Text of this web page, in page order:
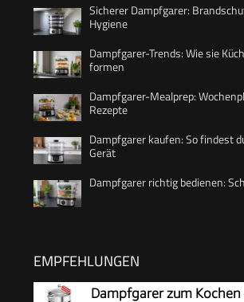
Sicherer Dampfgarer:
Hygiene
Dampfgarer-Trends: Wie sie
formen
Dampfgarer-Mealprep:
Rezepte
Dampfgarer kaufen: So findest
Gerät
Dampfgarer richtig bedienen:
EMPFEHLUNGEN
Dampfgarer zum